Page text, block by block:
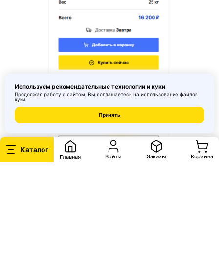
Каталог
Главная Войти Заказы Корзина
Используем рекомендательные технологии и куки
Продолжая работу с сайтом, Вы соглашаетесь на использование файлов
куки.
Принять